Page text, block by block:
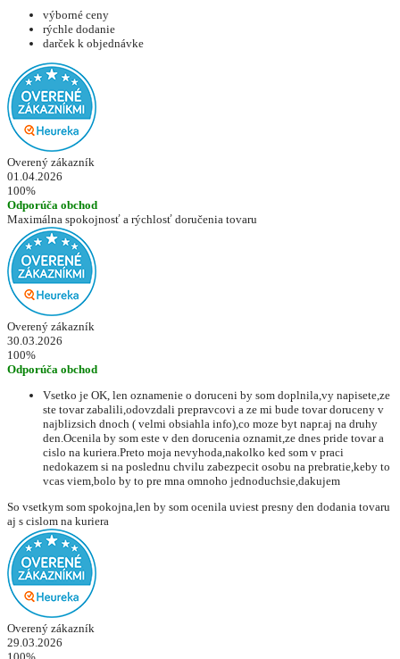
výborné ceny
rýchle dodanie
darček k objednávke
Overený zákazník
01.04.2026
100%
Odporúča obchod
Maximálna spokojnosť a rýchlosť doručenia tovaru
Overený zákazník
30.03.2026
100%
Odporúča obchod
Vsetko je OK, len oznamenie o doruceni by som doplnila,vy napisete,ze
ste tovar zabalili,odovzdali prepravcovi a ze mi bude tovar doruceny v
najblizsich dnoch ( velmi obsiahla info),co moze byt napr.aj na druhy
den.Ocenila by som este v den dorucenia oznamit,ze dnes pride tovar a
cislo na kuriera.Preto moja nevyhoda,nakolko ked som v praci
nedokazem si na poslednu chvilu zabezpecit osobu na prebratie,keby to
vcas viem,bolo by to pre mna omnoho jednoduchsie,dakujem
So vsetkym som spokojna,len by som ocenila uviest presny den dodania tovaru
aj s cislom na kuriera
Overený zákazník
29.03.2026